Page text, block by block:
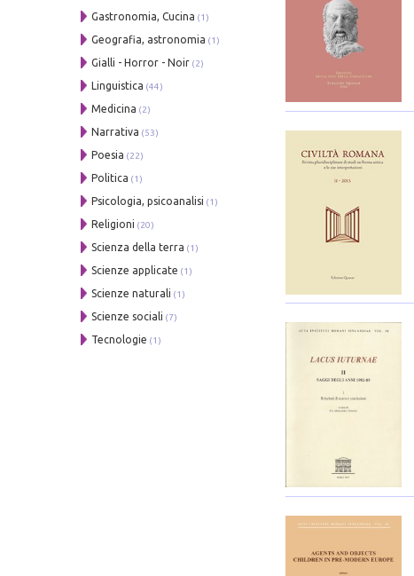
Gastronomia, Cucina (1)
Geografia, astronomia (1)
Gialli - Horror - Noir (2)
Linguistica (44)
Medicina (2)
Narrativa (53)
Poesia (22)
Politica (1)
Psicologia, psicoanalisi (1)
Religioni (20)
Scienza della terra (1)
Scienze applicate (1)
Scienze naturali (1)
Scienze sociali (7)
Tecnologie (1)